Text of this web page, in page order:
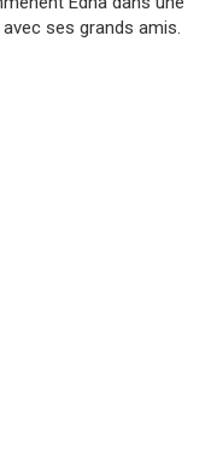
ses grands amis.